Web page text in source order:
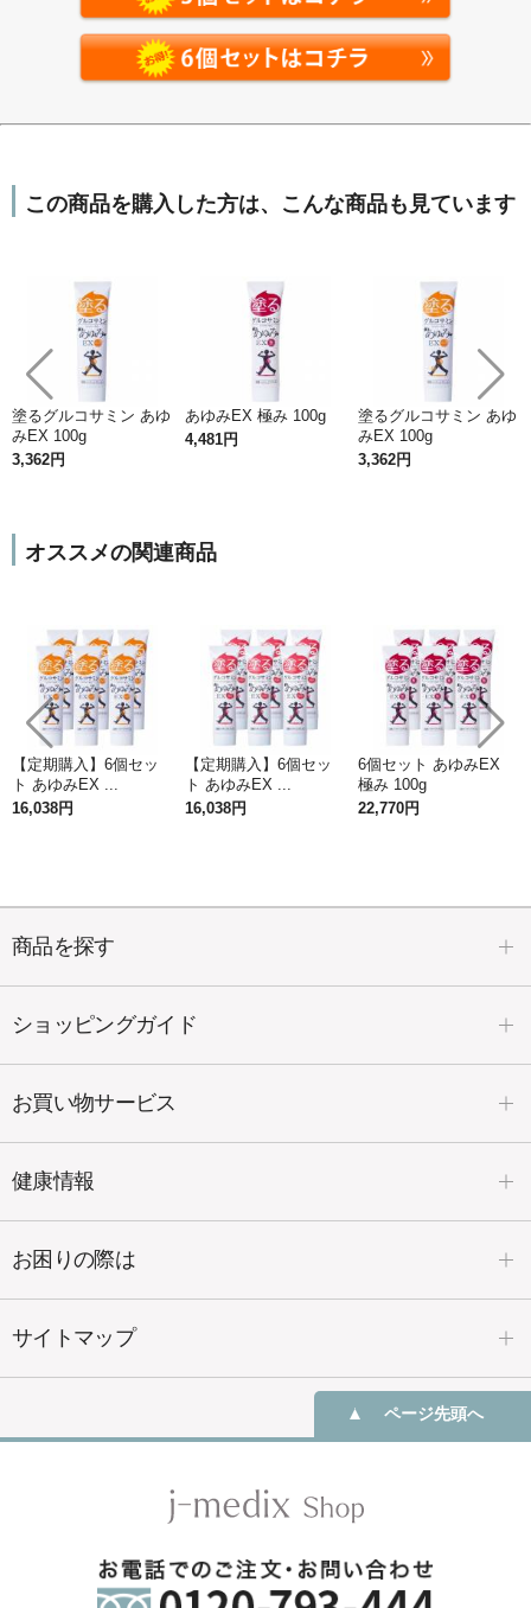
吸収力・浸透力が違う
コラーゲンペプチドを使用
子を細かく分解し低分子したもの で、粒子がとても細
かく、通常のコラーゲンよりも体内吸収が早く、吸収
率も高まるといわれています。一般的なコラーゲンは
分子量が平均10万～30万と大きく、そのままだと分子
量の大きさからほとんど体内に吸収されません。
「コラーゲンペプチド」だから分子量が小さい
塗るグルコサミン「あゆみEX」は、内側
この商品を購入した方は、こんな商品も見ています
塗るグルコサミン あゆ
みEX 100g
3,362円
あゆみEX 極み 100g
4,481円
塗るグルコサミン あゆ
みEX 100g
3,362円
オススメの関連商品
【定期購入】6個セッ
ト あゆみEX ...
16,038円
【定期購入】6個セッ
ト あゆみEX ...
16,038円
6個セット あゆみEX
極み 100g
22,770円
商品を探す
ショッピングガイド
お買い物サービス
健康情報
お困りの際は
サイトマップ
ページ先頭へ